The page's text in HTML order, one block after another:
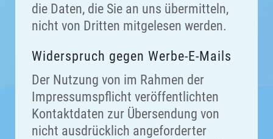
die Daten, die Sie an uns übermitteln,
nicht von Dritten mitgelesen werden.
Widerspruch gegen Werbe-E-Mails
Der Nutzung von im Rahmen der
Impressumspflicht veröffentlichten
Kontaktdaten zur Übersendung von
nicht ausdrücklich angeforderter